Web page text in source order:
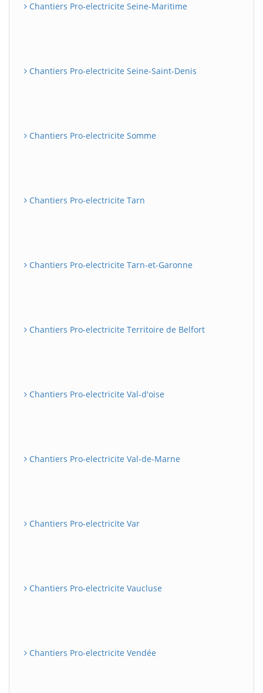
Chantiers Pro-electricite Seine-Maritime
Chantiers Pro-electricite Seine-Saint-Denis
Chantiers Pro-electricite Somme
Chantiers Pro-electricite Tarn
Chantiers Pro-electricite Tarn-et-Garonne
Chantiers Pro-electricite Territoire de Belfort
Chantiers Pro-electricite Val-d'oise
Chantiers Pro-electricite Val-de-Marne
Chantiers Pro-electricite Var
Chantiers Pro-electricite Vaucluse
Chantiers Pro-electricite Vendée